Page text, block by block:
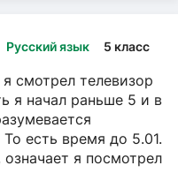
Русский язык 5 класс
смотрел телевизор
я начал раньше 5 и в
есть время до 5.01.
я посмотрел